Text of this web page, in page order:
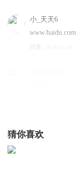
小_天天6
www.baidu.com
回复
Z
猜你喜欢